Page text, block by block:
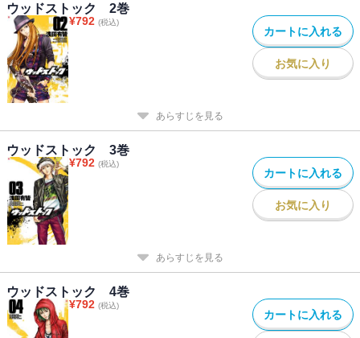
ウッドストック 2巻
¥792 (税込)
カートに入れる
お気に入り
あらすじを見る
ウッドストック 3巻
¥792 (税込)
カートに入れる
お気に入り
あらすじを見る
ウッドストック 4巻
¥792 (税込)
カートに入れる